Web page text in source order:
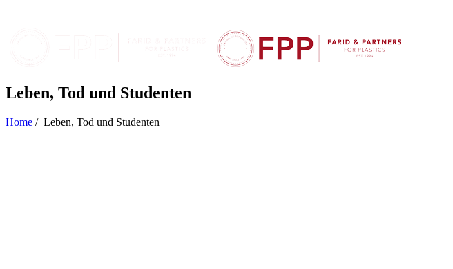
Leben, Tod und Studenten
Home / Leben, Tod und Studenten